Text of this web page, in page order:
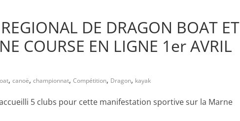
DE DRAGON BOAT ET
COURSE EN LIGNE 1er AVRIL
, canoë, championnat, Compétition, Dragon, kayak
5 clubs pour cette manifestation sportive sur la Marne